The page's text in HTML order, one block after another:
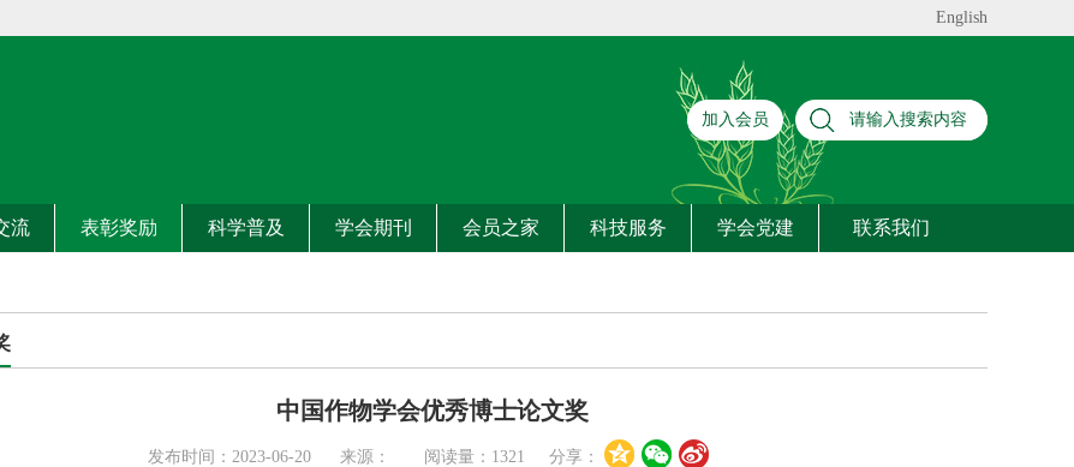
English
加入会员
流 表彰奖励 科学普及 学会期刊 会员之家 科技服务 学会党建 联系我们
中国作物学会优秀博士论文奖
发布时间：2023-06-20 来源： 阅读量： 1321 分享：